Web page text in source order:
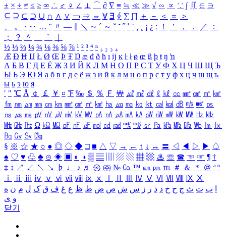
± × ÷ ≠ ≤ ≥ ∞ ∴ ♂ ♀ ∠ ⊥ ⌒ ∂ ∇ ≡ ≒ ≪ ≫ √ ∽ ∝ ∵ ∫ ∬ ∈ ∋
⊆ ⊇ ⊂ ⊃ ∪ ∩ ∧ ∨ ￢ ⇒ ⇔ ∀ ∃ ∮ ∑ ∏ ＋ － ＜ ＝
＞
、
。 · ‥ … ¨ 〃 ― ＼ ∼ ´ ～ ˇ ˘ ˝ ˚ ˙ ¸ ¡ ¿ ː ！ ＇ ， ． ／
：
；
？ ＾ ｀
½ ⅓ ⅔ ¼ ¾ ⅛ ⅜ ⅝ ⅞ ¹ ² ³ ⁴ ⁿ ₁ ₂ ₃ ₄
Æ Ð Ħ Ĳ Ł Ø Œ Þ Ŧ Ŋ æ đ ð ħ ı ĳ ĸ ŀ ł ø œ ß þ ŧ ŋ ŉ
А Б В Г Д Е Ё Ж З И Й К Л М Н О П Р С Т У Ф Х Ц Ч Ш Щ Ъ
Ы Ь Э Ю Я а б в г д е ё ж з и й к л м н о п р с т у ф х ц ч ш щ ъ
ы ь э ю я
′ ″ ℃ Å ￠ ￡ ￥ ¤ ℉ ‰ ＄ ％ Ｆ ￦ ㎕ ㎖ ㎗ ℓ ㎘ ㏄ ㎣ ㎤ ㎥ ㎦
㎙ ㎚ ㎛ ㎜ ㎝ ㎞ ㎟ ㎠ ㎡ ㎢ ㏊ ㎍ ㎎ ㎏ ㏏ ㎈ ㎉ ㏈ ㎧ ㎨ ㎰
㎱ ㎲ ㎳ ㎴ ㎵ ㎶ ㎷ ㎸ ㎹ ㎀ ㎁ ㎂ ㎃ ㎄ ㎺ ㎻ ㎽ ㎾ ㎿ ㎐ ㎑
㎒ ㎓ ㎔ Ω ㏀ ㏁ ㎊ ㎋ ㎌ ㏖ ㏅ ㎭ ㎮ ㎯ ㏛ ㎩ ㎪ ㎫ ㎬ ㏝ ㏐
㏓
㏃ ㏉ ㏜ ㏆
§ ※ ☆ ★ ○ ● ◎ ◇ ◆ □ ■ △ ▽ → ← ↑ ↓ ↔ 〓 ◁ ◀ ▷ ▶ ♤
♠ ♡ ♥ ♧ ♣ ⊙ ◈ ▣ ◐ ◑ ▒ ▤ ▨ ▧ ▦ ▩ ♨ ☏ ☎ ☜ ☞ ¶ †
‡ ↕ ↗ ↙ ↖ ↘ ♭ ♩ ♪ ♬ ㉿ ㈜ № ㏇ ™ ㏂ ㏘ ℡ ＃ ＆ ＊ ＠ ª º
ⅰ
ⅱ ⅲ ⅳ ⅴ ⅵ ⅶ ⅷ ⅸ ⅹ Ⅳ Ⅴ Ⅵ Ⅶ Ⅷ Ⅸ Ⅹ
ب ت ث ج ح خ د ذ ر ز س ش ص ض ط ظ ع غ ف ق ک ل م ن ه
و ی
닫기